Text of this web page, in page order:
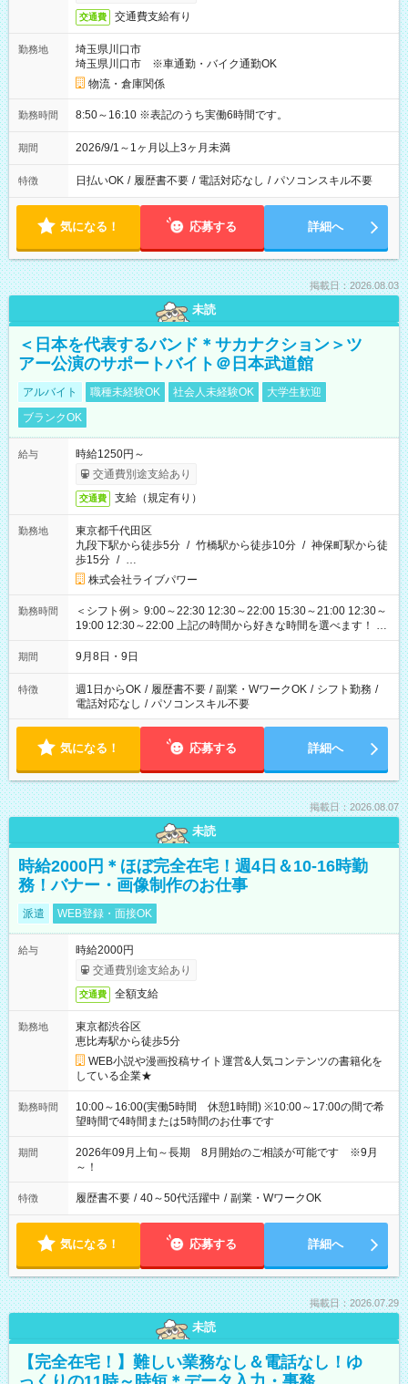
交通費 交通費支給有り
勤務地
埼玉県川口市
埼玉県川口市 ※車通勤・バイク通勤OK
物流・倉庫関係
勤務時間 8:50～16:10 ※表記のうち実働6時間です。
期間 2026/9/1～1ヶ月以上3ヶ月未満
特徴 日払いOK / 履歴書不要 / 電話対応なし / パソコンスキル不要
気になる！ 応募する 詳細へ
掲載日：2026.08.03
未読
＜日本を代表するバンド＊サカナクション＞ツ
アー公演のサポートバイト＠日本武道館
アルバイト 職種未経験OK 社会人未経験OK
大学生歓迎
ブランクOK
給与
時給1250円～
交通費別途支給あり
交通費 支給（規定有り）
勤務地
東京都千代田区
九段下駅から徒歩5分 / 竹橋駅から徒歩10分 / 神保町駅から徒
歩15分 / …
株式会社ライブパワー
勤務時間
＜シフト例＞ 9:00～22:30 12:30～22:00 15:30～21:00 12:30～
19:00 12:30～22:00 上記の時間から好きな時間を選べます！ ※
時間は変更となる可能性があります
期間 9月8日・9日
特徴 週1日からOK / 履歴書不要 / 副業・WワークOK / シフト勤務 /
電話対応なし / パソコンスキル不要
気になる！ 応募する 詳細へ
掲載日：2026.08.07
未読
時給2000円＊ほぼ完全在宅！週4日＆10-16時勤
務！バナー・画像制作のお仕事
派遣 WEB登録・面接OK
給与
時給2000円
交通費別途支給あり
交通費 全額支給
勤務地
東京都渋谷区
恵比寿駅から徒歩5分
WEB小説や漫画投稿サイト運営&人気コンテンツの書籍化を
している企業★
勤務時間
10:00～16:00(実働5時間 休憩1時間) ※10:00～17:00の間で希
望時間で4時間または5時間のお仕事です
期間
2026年09月上旬～長期 8月開始のご相談が可能です ※9月
～！
特徴 履歴書不要 / 40～50代活躍中 / 副業・WワークOK
気になる！ 応募する 詳細へ
掲載日：2026.07.29
未読
【完全在宅！】難しい業務なし＆電話なし！ゆ